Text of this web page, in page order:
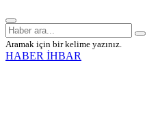
Aramak için bir kelime yazınız.
HABER İHBAR